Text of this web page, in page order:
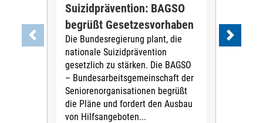
Suizidprävention: BAGSO
begrüßt Gesetzesvorhaben
Die Bundesregierung plant, die
nationale Suizidprävention
gesetzlich zu stärken. Die BAGSO
– Bundesarbeitsgemeinschaft der
Seniorenorganisationen begrüßt
die Pläne und fordert den Ausbau
von Hilfsangeboten...